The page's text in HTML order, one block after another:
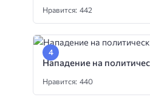
Нравится: 442
Нападение на
Нравится: 440